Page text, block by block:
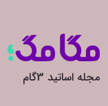
مجله اساتید 3گام